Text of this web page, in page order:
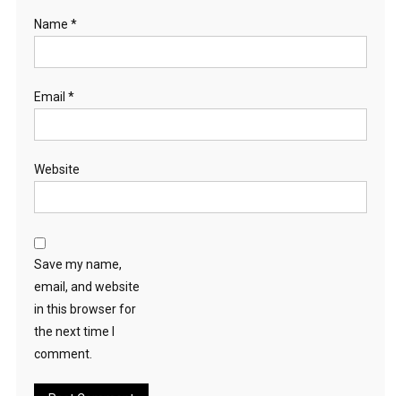
Name *
Email *
Website
Save my name,
email, and website
in this browser for
the next time I
comment.